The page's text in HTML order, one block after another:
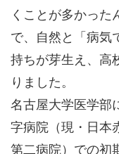
くことが多かった
で、自然と「病気
持ちが芽生え、高
りました。
名古屋大学医学部
字病院（現・日本
第二病院）での初